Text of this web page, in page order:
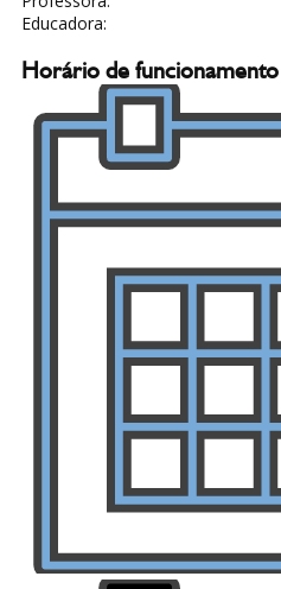
Educadora:
Horário de funcionamento